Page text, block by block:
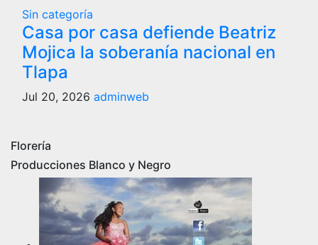
Sin categoría
Casa por casa defiende Beatriz
Mojica la soberanía nacional en
Tlapa
Jul 20, 2026 adminweb
Florería
Producciones Blanco y Negro